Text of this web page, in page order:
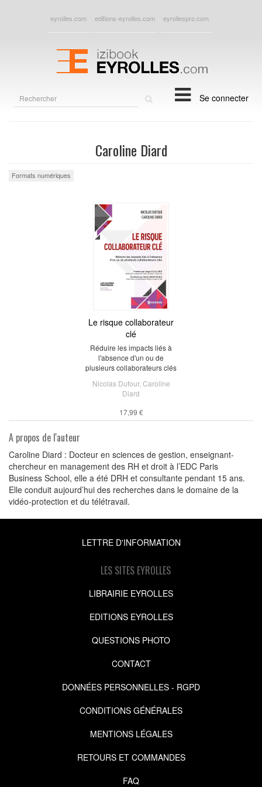
eyrolles.com editions-eyrolles.com eyrollespro.com
Se connecter
Caroline Diard
Formats numériques
Le risque collaborateur
clé
Réduire les impacts liés à
l'absence d'un ou de
plusieurs collaborateurs clés
Nicolas Dufour, Caroline
Diard
17,99 €
A propos de l'auteur
Caroline Diard : Docteur en sciences de gestion, enseignant-
chercheur en management des RH et droit à l’EDC Paris
Business School, elle a été DRH et consultante pendant 15 ans.
Elle conduit aujourd’hui des recherches dans le domaine de la
vidéo-protection et du télétravail.
LETTRE D'INFORMATION
LES SITES EYROLLES
LIBRAIRIE EYROLLES
EDITIONS EYROLLES
QUESTIONS PHOTO
CONTACT
DONNÉES PERSONNELLES - RGPD
CONDITIONS GÉNÉRALES
MENTIONS LÉGALES
RETOURS ET COMMANDES
FAQ